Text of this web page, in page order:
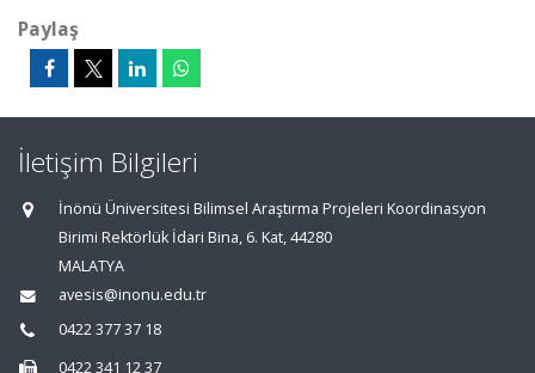
Paylaş
İletişim Bilgileri
İnönü Üniversitesi Bilimsel Araştırma Projeleri Koordinasyon
Birimi Rektörlük İdari Bina, 6. Kat, 44280
MALATYA
avesis@inonu.edu.tr
0422 377 37 18
0422 341 12 37